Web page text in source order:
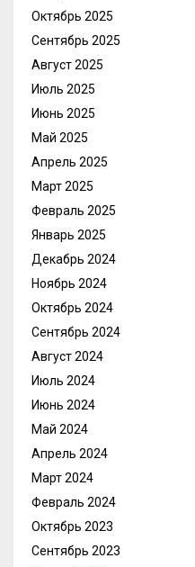
Октябрь 2025
Сентябрь 2025
Август 2025
Июль 2025
Июнь 2025
Май 2025
Апрель 2025
Март 2025
Февраль 2025
Январь 2025
Декабрь 2024
Ноябрь 2024
Октябрь 2024
Сентябрь 2024
Август 2024
Июль 2024
Июнь 2024
Май 2024
Апрель 2024
Март 2024
Февраль 2024
Октябрь 2023
Сентябрь 2023